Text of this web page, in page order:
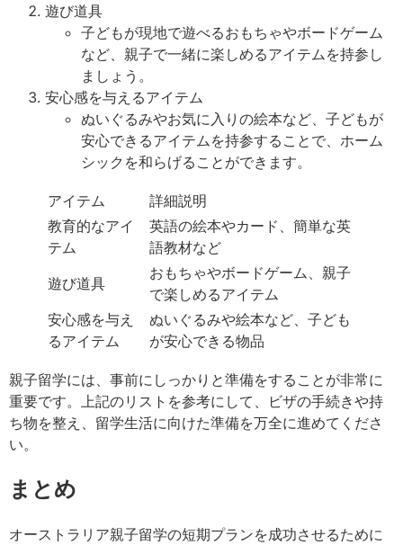
遊び道具
子どもが現地で遊べるおもちゃやボードゲーム
など、親子で一緒に楽しめるアイテムを持参し
ましょう。
安心感を与えるアイテム
ぬいぐるみやお気に入りの絵本など、子どもが
安心できるアイテムを持参することで、ホーム
シックを和らげることができます。
アイテム
詳細説明
教育的なアイ
テム
英語の絵本やカード、簡単な英
語教材など
遊び道具
おもちゃやボードゲーム、親子
で楽しめるアイテム
安心感を与え
るアイテム
ぬいぐるみや絵本など、子ども
が安心できる物品
親子留学には、事前にしっかりと準備をすることが非常に
重要です。上記のリストを参考にして、ビザの手続きや持
ち物を整え、留学生活に向けた準備を万全に進めてくださ
い。
まとめ
オーストラリア親子留学の短期プランを成功させるために